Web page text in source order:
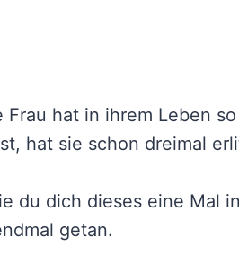
Frau hat in ihrem Leben
hat sie schon dreimal
du dich dieses eine Mal
getan.